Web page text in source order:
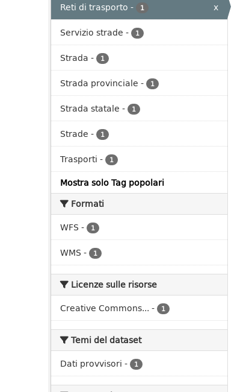
Reti di trasporto - 1
x
Servizio strade - 1
Strada - 1
Strada provinciale - 1
Strada statale - 1
Strade - 1
Trasporti - 1
Mostra solo Tag popolari
Formati
WFS - 1
WMS - 1
Licenze sulle risorse
Creative Commons... - 1
Temi del dataset
Dati provvisori - 1